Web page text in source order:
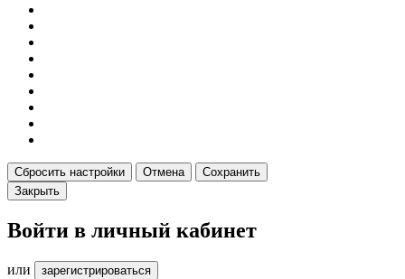
Сбросить настройки Отмена
Сохранить
Закрыть
Войти в личный кабинет
или зарегистрироваться